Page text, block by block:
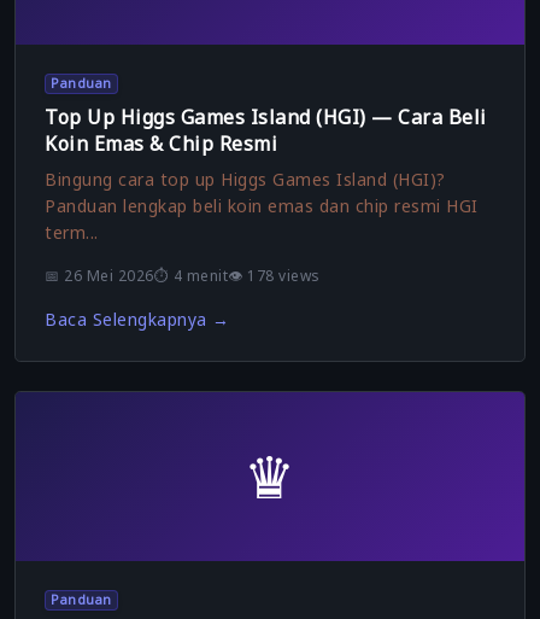
Panduan
Top Up Higgs Games Island (HGI) — Cara Beli
Koin Emas & Chip Resmi
Bingung cara top up Higgs Games Island (HGI)?
Panduan lengkap beli koin emas dan chip resmi HGI
term...
📅 26 Mei 2026⏱️ 4 menit👁️ 178 views
Baca Selengkapnya →
♛
Panduan